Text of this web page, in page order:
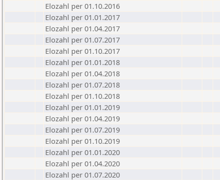
Elozahl per 01.10.2016
Elozahl per 01.01.2017
Elozahl per 01.04.2017
Elozahl per 01.07.2017
Elozahl per 01.10.2017
Elozahl per 01.01.2018
Elozahl per 01.04.2018
Elozahl per 01.07.2018
Elozahl per 01.10.2018
Elozahl per 01.01.2019
Elozahl per 01.04.2019
Elozahl per 01.07.2019
Elozahl per 01.10.2019
Elozahl per 01.01.2020
Elozahl per 01.04.2020
Elozahl per 01.07.2020